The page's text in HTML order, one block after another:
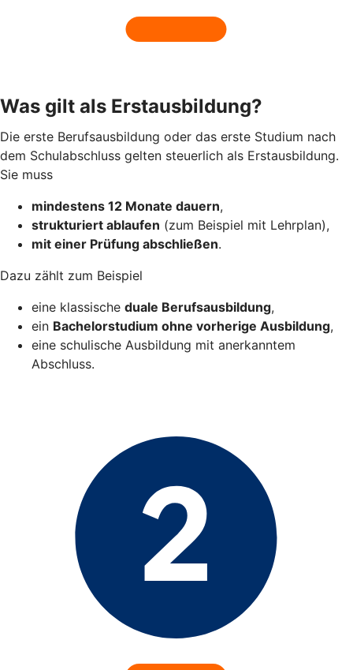
Was gilt als Erstausbildung?
Die erste Berufsausbildung oder das erste Studium nach
dem Schulabschluss gelten steuerlich als Erstausbildung.
Sie muss
mindestens 12 Monate dauern,
strukturiert ablaufen (zum Beispiel mit Lehrplan),
mit einer Prüfung abschließen.
Dazu zählt zum Beispiel
eine klassische duale Berufsausbildung,
ein Bachelorstudium ohne vorherige Ausbildung,
eine schulische Ausbildung mit anerkanntem
Abschluss.